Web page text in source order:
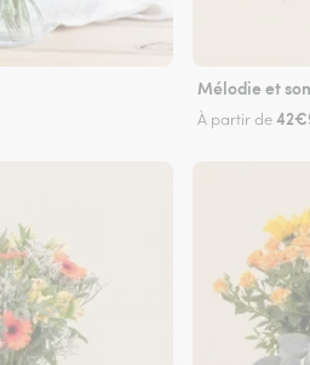
Mélodie et
À partir de